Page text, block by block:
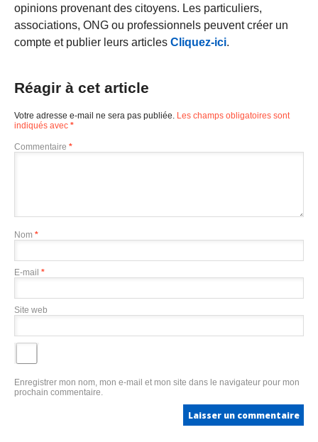
opinions provenant des citoyens. Les particuliers,
associations, ONG ou professionnels peuvent créer un
compte et publier leurs articles Cliquez-ici.
Réagir à cet article
Votre adresse e-mail ne sera pas publiée. Les champs obligatoires sont
indiqués avec *
Commentaire *
Nom *
E-mail *
Site web
Enregistrer mon nom, mon e-mail et mon site dans le navigateur pour mon
prochain commentaire.